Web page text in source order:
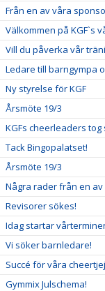
Från en av våra
Välkommen på KGF`s
Vill du påverka vår
Ledare till barngympa
Ny styrelse för KGF
Årsmöte 19/3
KGFs cheerleaders tog
Tack Bingopalatset!
Årsmöte 19/3
Några rader från en
Revisorer sökes!
Idag startar
Vi söker barnledare!
Succé för våra
Gymmix Julschema!